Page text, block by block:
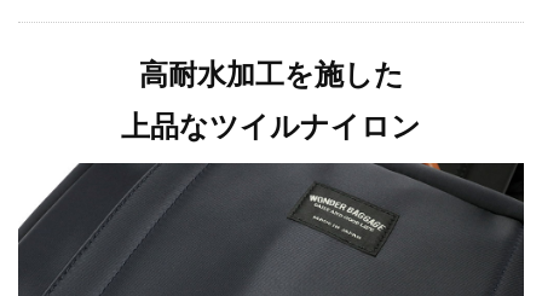
高耐水加工を施した
上品なツイルナイロン